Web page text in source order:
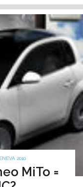
2010
MiTo =